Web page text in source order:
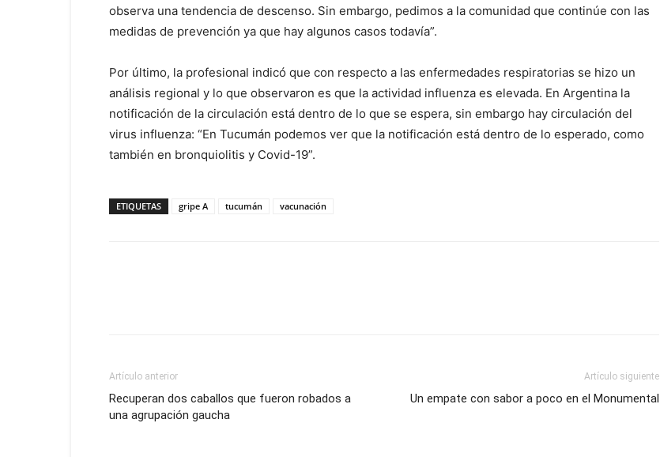
observa una tendencia de descenso. Sin embargo, pedimos a la comunidad que continúe con las
medidas de prevención ya que hay algunos casos todavía”.
Por último, la profesional indicó que con respecto a las enfermedades respiratorias se hizo un
análisis regional y lo que observaron es que la actividad influenza es elevada. En Argentina la
notificación de la circulación está dentro de lo que se espera, sin embargo hay circulación del
virus influenza: “En Tucumán podemos ver que la notificación está dentro de lo esperado, como
también en bronquiolitis y Covid-19”.
ETIQUETAS gripe A tucumán vacunación
Artículo anterior
Recuperan dos caballos que fueron robados a
una agrupación gaucha
Artículo siguiente
Un empate con sabor a poco en el Monumental